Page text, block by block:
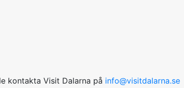
kontakta Visit Dalarna på info@visitdalarna.se